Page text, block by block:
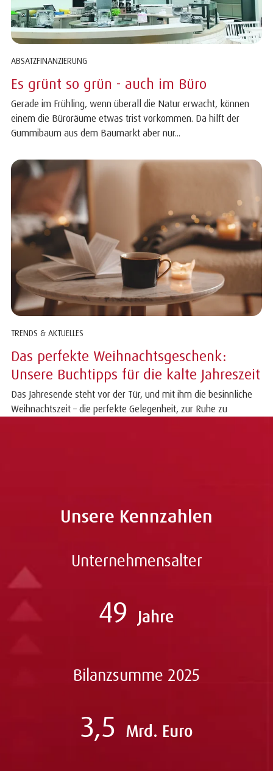
ABSATZFINANZIERUNG
Es grünt so grün - auch im Büro
Gerade im Frühling, wenn überall die Natur erwacht, können
einem die Büroräume etwas trist vorkommen. Da hilft der
Gummibaum aus dem Baumarkt aber nur...
TRENDS & AKTUELLES
Das perfekte Weihnachtsgeschenk:
Unsere Buchtipps für die kalte Jahreszeit
Das Jahresende steht vor der Tür, und mit ihm die besinnliche
Weihnachtszeit – die perfekte Gelegenheit, zur Ruhe zu
Unsere Kennzahlen
Unternehmensalter
49 Jahre
Bilanzsumme 2025
3,5 Mrd. Euro